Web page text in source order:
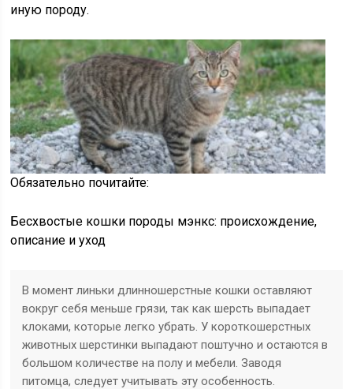
иную породу.
Обязательно почитайте:
Бесхвостые кошки породы мэнкс: происхождение,
описание и уход
В момент линьки длинношерстные кошки оставляют
вокруг себя меньше грязи, так как шерсть выпадает
клоками, которые легко убрать. У короткошерстных
животных шерстинки выпадают поштучно и остаются в
большом количестве на полу и мебели. Заводя
питомца, следует учитывать эту особенность.